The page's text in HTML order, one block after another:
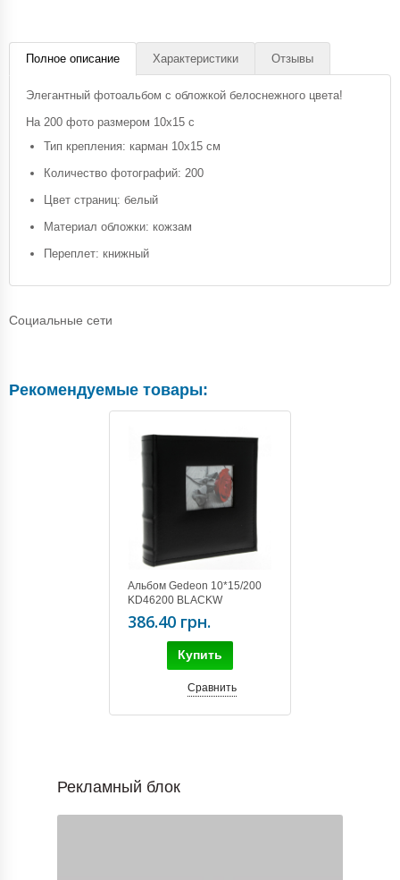
Полное описание Характеристики Отзывы
Элегантный фотоальбом с обложкой белоснежного цвета!
На 200 фото размером 10х15 с
Тип крепления: карман 10х15 см
Количество фотографий: 200
Цвет страниц: белый
Материал обложки: кожзам
Переплет: книжный
Социальные сети
Рекомендуемые товары:
Альбом Gedeon 10*15/200
KD46200 BLACKW
386.40 грн.
Купить
Сравнить
Рекламный блок